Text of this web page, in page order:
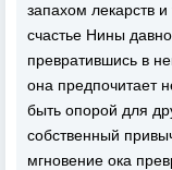
запахом лекарств
счастье Нины
превратившись в
она предпочитает
быть опорой для
собственный
мгновение ока